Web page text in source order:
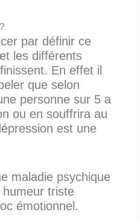
par définir ce
les différents
En effet il
que selon
personne sur 5 a
ou en souffrira au
est une
maladie psychique
triste
émotionnel.